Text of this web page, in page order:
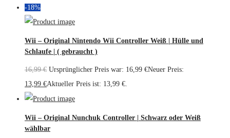
-18%
Wii – Original Nintendo Wii Controller Weiß | Hülle und
Schlaufe | ( gebraucht )
16,99€ Ursprünglicher Preis war: 16,99 €Neuer Preis:
13,99 €Aktueller Preis ist: 13,99 €.
Wii – Original Nunchuk Controller | Schwarz oder Weiß
wählbar